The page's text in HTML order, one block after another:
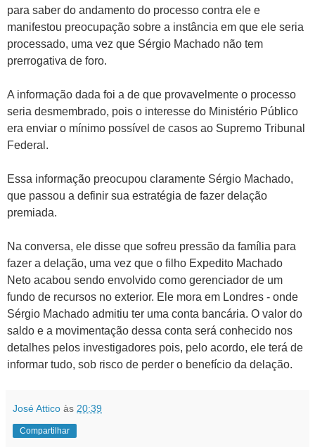
para saber do andamento do processo contra ele e
manifestou preocupação sobre a instância em que ele seria
processado, uma vez que Sérgio Machado não tem
prerrogativa de foro.
A informação dada foi a de que provavelmente o processo
seria desmembrado, pois o interesse do Ministério Público
era enviar o mínimo possível de casos ao Supremo Tribunal
Federal.
Essa informação preocupou claramente Sérgio Machado,
que passou a definir sua estratégia de fazer delação
premiada.
Na conversa, ele disse que sofreu pressão da família para
fazer a delação, uma vez que o filho Expedito Machado
Neto acabou sendo envolvido como gerenciador de um
fundo de recursos no exterior. Ele mora em Londres - onde
Sérgio Machado admitiu ter uma conta bancária. O valor do
saldo e a movimentação dessa conta será conhecido nos
detalhes pelos investigadores pois, pelo acordo, ele terá de
informar tudo, sob risco de perder o benefício da delação.
José Attico às 20:39
Compartilhar